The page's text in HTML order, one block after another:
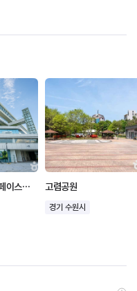
수원시립아트스페이스광교 고렴공원
경기 수원시